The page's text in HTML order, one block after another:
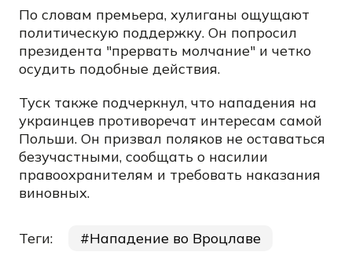
По словам премьера, хулиганы ощущают
политическую поддержку. Он попросил
президента "прервать молчание" и четко
осудить подобные действия.
Туск также подчеркнул, что нападения на
украинцев противоречат интересам самой
Польши. Он призвал поляков не оставаться
безучастными, сообщать о насилии
правоохранителям и требовать наказания
виновных.
Теги:
Нападение во Вроцлаве